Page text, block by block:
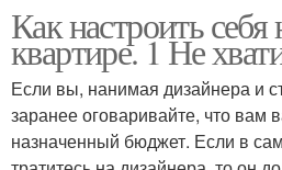
Как настроить
квартире. 1 Не
Если вы, нанимая дизайнера и
заранее оговаривайте, что вам
назначенный бюджет. Если в